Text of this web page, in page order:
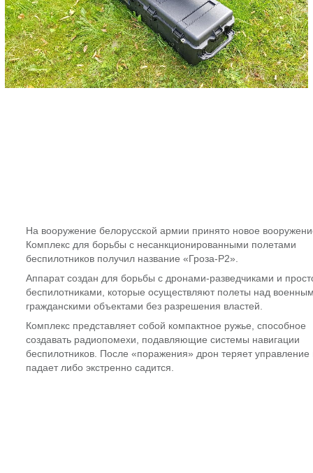
На вооружение белорусской армии принято новое
Комплекс для борьбы с несанкционированными полетами
беспилотников получил название «Гроза-Р2».
Аппарат создан для борьбы с дронами-разведчиками и
беспилотниками, которые осуществляют полеты над
гражданскими объектами без разрешения властей.
Комплекс представляет собой компактное ружье, способное
создавать радиопомехи, подавляющие системы навигации
беспилотников. После «поражения» дрон теряет управление
падает либо экстренно садится.